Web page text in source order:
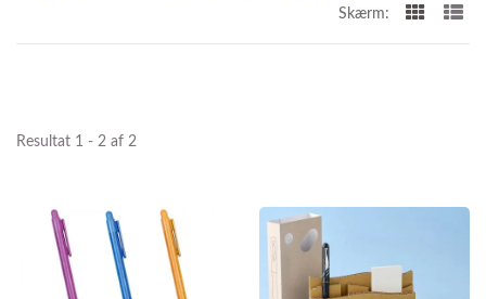
Skærm:
Resultat 1 - 2 af 2